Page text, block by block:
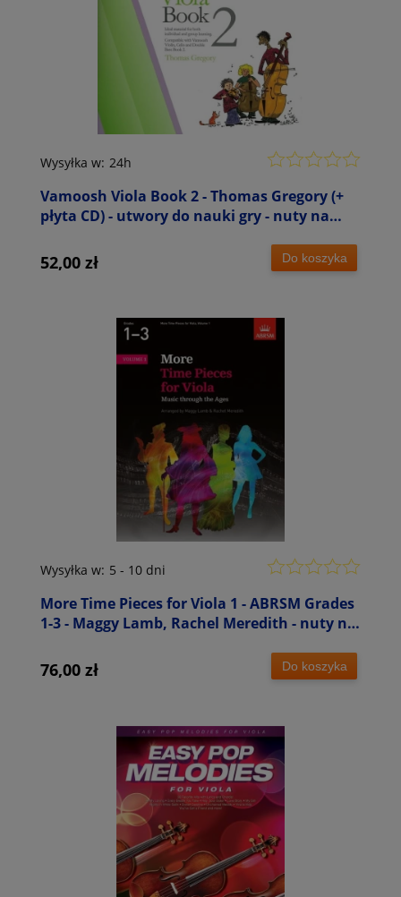
Vamoosh Viola Book 2 - Thomas Gregory (+
płyta CD) - utwory do nauki gry - nuty na
Wysyłka w: 24h
52,00 zł Do koszyka
More Time Pieces for Viola 1 - ABRSM Grades
1-3 - Maggy Lamb, Rachel Meredith - nuty na
Wysyłka w: 5 - 10 dni
76,00 zł Do koszyka